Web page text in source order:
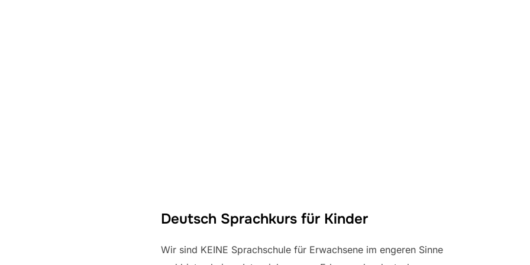
Deutsch Sprachkurs für Kinder
Wir sind KEINE Sprachschule für Erwachsene im engeren Sinne